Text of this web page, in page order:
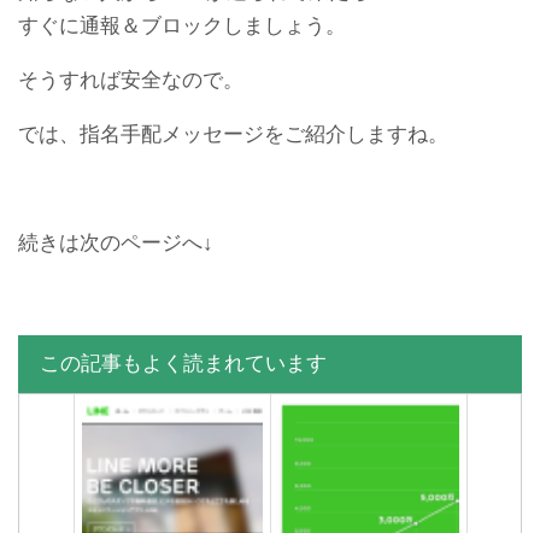
LINEの知り合いかも？がう
【悪用厳禁】LINE機内モー
すぐに通報＆ブロックしましょう。
そうすれば安全なので。
では、指名手配メッセージをご紹介しますね。
続きは次のページへ↓
この記事もよく読まれています